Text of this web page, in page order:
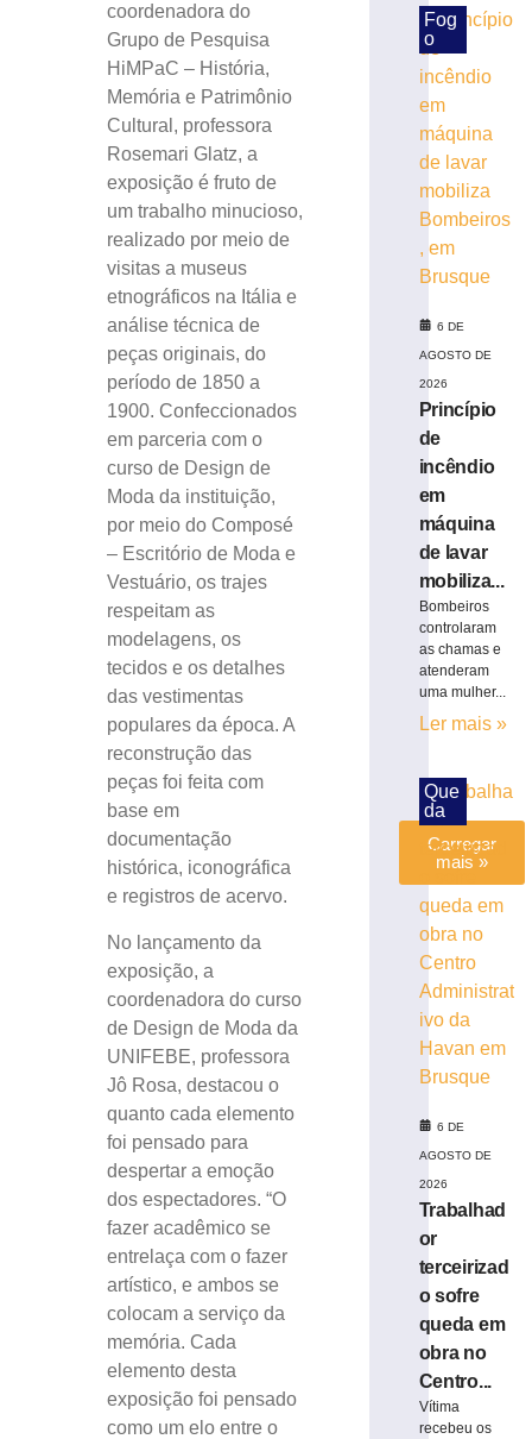
coordenadora do
Grupo de Pesquisa
HiMPaC – História,
Memória e Patrimônio
Cultural, professora
Rosemari Glatz, a
exposição é fruto de
um trabalho minucioso,
realizado por meio de
visitas a museus
etnográficos na Itália e
análise técnica de
peças originais, do
período de 1850 a
1900. Confeccionados
em parceria com o
curso de Design de
Moda da instituição,
por meio do Composé
– Escritório de Moda e
Vestuário, os trajes
respeitam as
modelagens, os
tecidos e os detalhes
das vestimentas
populares da época. A
reconstrução das
peças foi feita com
base em
documentação
histórica, iconográfica
e registros de acervo.
No lançamento da
exposição, a
coordenadora do curso
de Design de Moda da
UNIFEBE, professora
Jô Rosa, destacou o
quanto cada elemento
foi pensado para
despertar a emoção
dos espectadores. “O
fazer acadêmico se
entrelaça com o fazer
artístico, e ambos se
colocam a serviço da
memória. Cada
elemento desta
exposição foi pensado
como um elo entre o
RS
agosto
2026
Ler
mais
Horóscopo
de
as
energias
dos
12
signos
para
sexta-
feira,
07/08
agosto
2026
Ler
Carregar
mais »
Fog
o
6 DE
AGOSTO DE
2026
Princípio
de
incêndio
em
máquina
de lavar
mobiliza...
Bombeiros
controlaram
as chamas e
atenderam
uma mulher...
Ler mais »
Que
da
6 DE
AGOSTO DE
2026
Trabalhad
or
terceirizad
o sofre
queda em
obra no
Centro...
Vítima
recebeu os